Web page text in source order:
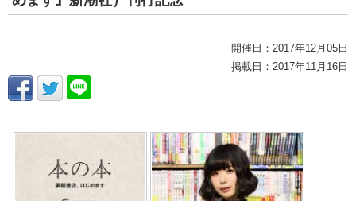
開催日：2017年12月05日
掲載日：2017年11月16日